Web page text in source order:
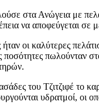
στα Ανώγεια με
να αποφεύγεται σε
ήταν οι καλύτερες
ποσότητες πωλούνταν
του Τζιτζιφέ το
υδρατμοί, οι